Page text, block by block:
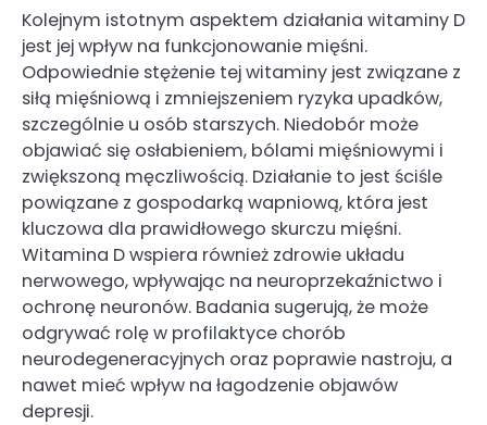
Kolejnym istotnym aspektem działania witaminy D
jest jej wpływ na funkcjonowanie mięśni.
Odpowiednie stężenie tej witaminy jest związane z
siłą mięśniową i zmniejszeniem ryzyka upadków,
szczególnie u osób starszych. Niedobór może
objawiać się osłabieniem, bólami mięśniowymi i
zwiększoną męczliwością. Działanie to jest ściśle
powiązane z gospodarką wapniową, która jest
kluczowa dla prawidłowego skurczu mięśni.
Witamina D wspiera również zdrowie układu
nerwowego, wpływając na neuroprzekaźnictwo i
ochronę neuronów. Badania sugerują, że może
odgrywać rolę w profilaktyce chorób
neurodegeneracyjnych oraz poprawie nastroju, a
nawet mieć wpływ na łagodzenie objawów
depresji.